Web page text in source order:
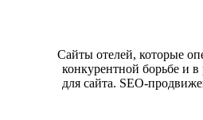
Сайты отелей, которые
конкурентной борьбе и в
для сайта. SEO-